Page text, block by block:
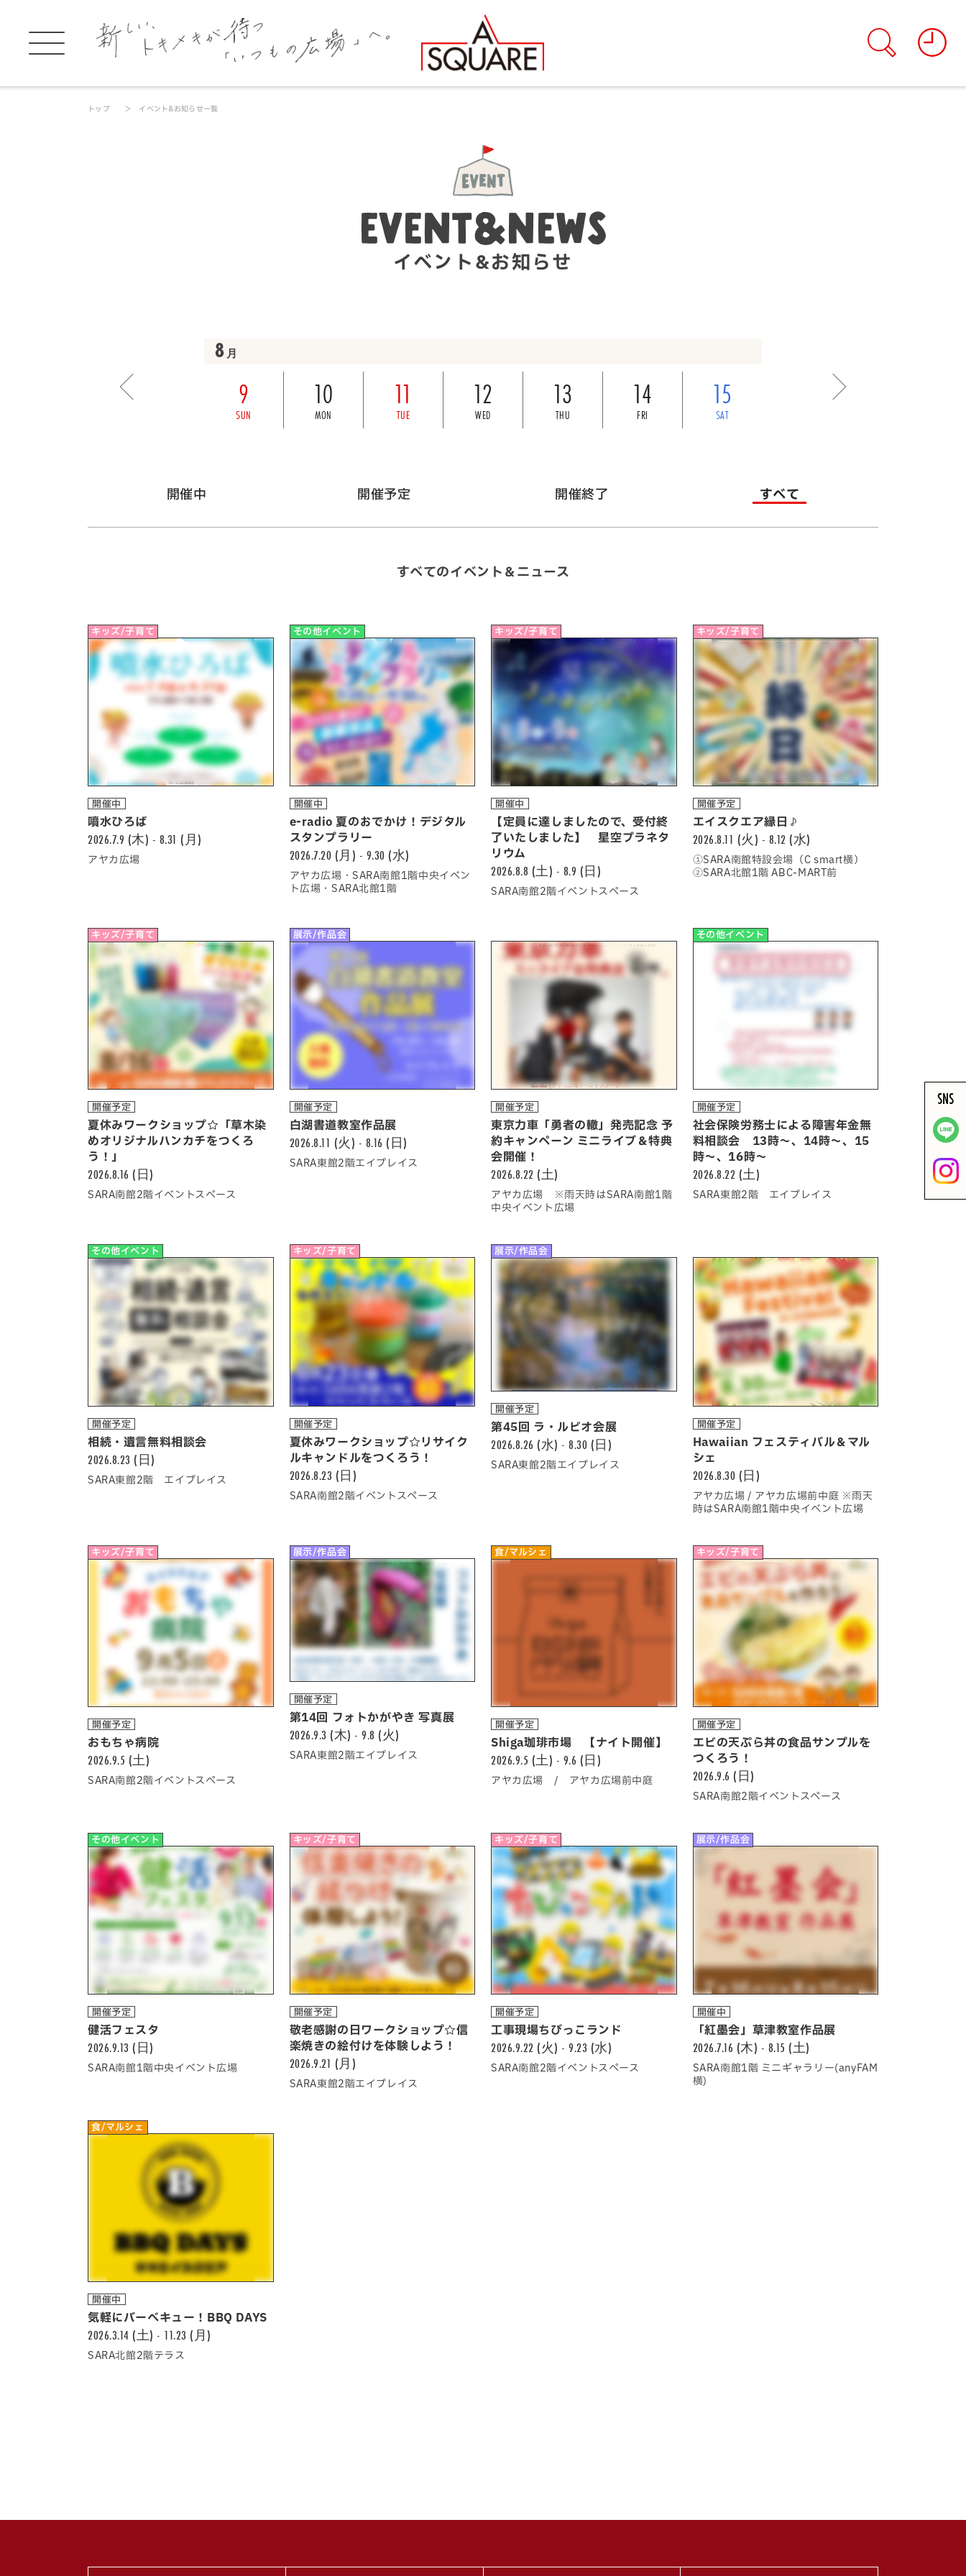
トップ イベント&お知らせ一覧
EVENT&NEWS
イベント&お知らせ
8 月
9
SUN
10
MON
11
TUE
12
WED
13
THU
14
FRI
15
SAT
開催中 開催予定 開催終了 すべて
すべてのイベント＆ニュース
キッズ/子育て
開催中
噴水ひろば
2026.7.9 (木) - 8.31 (月)
アヤカ広場
その他イベント
開催中
e-radio 夏のおでかけ！デジタル
スタンプラリー
2026.7.20 (月) - 9.30 (水)
アヤカ広場・SARA南館1階中央イベン
ト広場・SARA北館1階
キッズ/子育て
開催中
【定員に達しましたので、受付終
了いたしました】 星空プラネタ
リウム
2026.8.8 (土) - 8.9 (日)
SARA南館2階イベントスペース
キッズ/子育て
開催予定
エイスクエア縁日♪
2026.8.11 (火) - 8.12 (水)
①SARA南館特設会場（C smart横）
②SARA北館1階 ABC-MART前
キッズ/子育て
開催予定
夏休みワークショップ☆「草木染
めオリジナルハンカチをつくろ
う！」
2026.8.16 (日)
SARA南館2階イベントスペース
展示/作品会
開催予定
白湖書道教室作品展
2026.8.11 (火) - 8.16 (日)
SARA東館2階エイプレイス
開催予定
東京力車「勇者の轍」発売記念 予
約キャンペーン ミニライブ＆特典
会開催！
2026.8.22 (土)
アヤカ広場 ※雨天時はSARA南館1階
中央イベント広場
その他イベント
開催予定
社会保険労務士による障害年金無
料相談会 13時～、14時～、15
時～、16時～
2026.8.22 (土)
SARA東館2階 エイプレイス
その他イベント
開催予定
相続・遺言無料相談会
2026.8.23 (日)
SARA東館2階 エイプレイス
キッズ/子育て
開催予定
夏休みワークショップ☆リサイク
ルキャンドルをつくろう！
2026.8.23 (日)
SARA南館2階イベントスペース
展示/作品会
開催予定
第45回 ラ・ルビオ会展
2026.8.26 (水) - 8.30 (日)
SARA東館2階エイプレイス
開催予定
Hawaiian フェスティバル＆マル
シェ
2026.8.30 (日)
アヤカ広場 / アヤカ広場前中庭 ※雨天
時はSARA南館1階中央イベント広場
キッズ/子育て
開催予定
おもちゃ病院
2026.9.5 (土)
SARA南館2階イベントスペース
展示/作品会
開催予定
第14回 フォトかがやき 写真展
2026.9.3 (木) - 9.8 (火)
SARA東館2階エイプレイス
食/マルシェ
開催予定
Shiga珈琲市場 【ナイト開催】
2026.9.5 (土) - 9.6 (日)
アヤカ広場 / アヤカ広場前中庭
キッズ/子育て
開催予定
エビの天ぷら丼の食品サンプルを
つくろう！
2026.9.6 (日)
SARA南館2階イベントスペース
その他イベント
開催予定
健活フェスタ
2026.9.13 (日)
SARA南館1階中央イベント広場
キッズ/子育て
開催予定
敬老感謝の日ワークショップ☆信
楽焼きの絵付けを体験しよう！
2026.9.21 (月)
SARA東館2階エイプレイス
キッズ/子育て
開催予定
工事現場ちびっこランド
2026.9.22 (火) - 9.23 (水)
SARA南館2階イベントスペース
展示/作品会
開催中
「紅墨会」草津教室作品展
2026.7.16 (木) - 8.15 (土)
SARA南館1階 ミニギャラリー(anyFAM
横)
食/マルシェ
開催中
気軽にバーべキュー！BBQ DAYS
2026.3.14 (土) - 11.23 (月)
SARA北館2階テラス
SNS